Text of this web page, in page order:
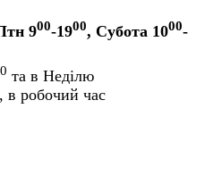
900-1900, Субота 1000-
та в Неділю
в робочий час